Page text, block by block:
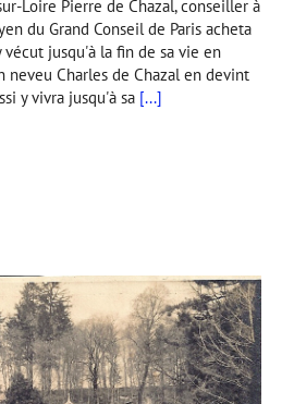
Loire Pierre de Chazal, conseiller à
du Grand Conseil de Paris acheta
jusqu'à la fin de sa vie en
neveu Charles de Chazal en devint
y vivra jusqu'à sa [...]